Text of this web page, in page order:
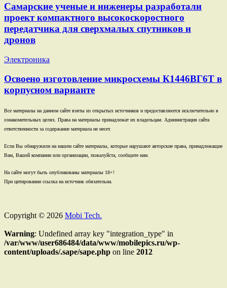
Самарские ученые и инженеры разработали
проект компактного высокоскоростного
передатчика для сверхмалых спутников и
дронов
Электроника
Освоено изготовление микросхемы К1446ВГ6Т в
корпусном варианте
Все материалы на данном сайте взяты из открытых источников и предоставляются исключительно в
ознакомительных целях. Права на материалы принадлежат их владельцам. Администрация сайта
ответственности за содержание материала не несет.
Если Вы обнаружили на нашем сайте материалы, которые нарушают авторские права, принадлежащие
Вам, Вашей компании или организации, пожалуйста, сообщите нам.
На сайте могут быть опубликованы материалы 18+!
При цитировании ссылка на источник обязательна.
Copyright © 2026 Mobi Tech.
Warning: Undefined array key "integration_type" in
/var/www/user686484/data/www/mobilepics.ru/wp-
content/uploads/.sape/sape.php on line 2012